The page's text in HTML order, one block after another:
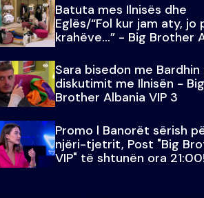
Batuta mes Ilnisës dhe
Eglës/“Fol kur jam aty, jo
krahëve…” - Big Brother
VIP 3
Sara bisedon me Bardhin
diskutimit me Ilnisën - Big
Brother Albania VIP 3
Promo l Banorët sërish
njëri-tjetrit, Post "Big
VIP" të shtunën ora 21:00!